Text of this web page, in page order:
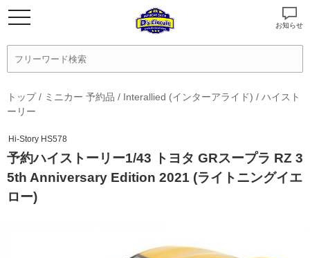
お知らせ
トップ/ ミニカー 予約品 / Interallied (インターアライド) / ハイスト
ーリー
Hi-Story HS578
予約ハイストーリー1/43 トヨタ GRスープラ RZ 3
5th Anniversary Edition 2021 (ライトニングイエ
ロー)